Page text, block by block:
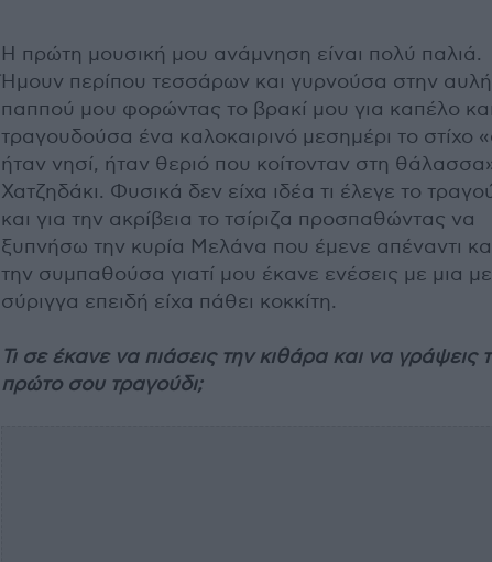
Η πρώτη μουσική μου ανάμνηση είναι πολύ παλιά.
Ήμουν περίπου τεσσάρων και γυρνούσα στην
παππού μου φορώντας το βρακί μου για καπέλο
τραγουδούσα ένα καλοκαιρινό μεσημέρι το στίχο
ήταν νησί, ήταν θεριό που κοίτονταν στη
Χατζηδάκι. Φυσικά δεν είχα ιδέα τι έλεγε το
και για την ακρίβεια το τσίριζα προσπαθώντας να
ξυπνήσω την κυρία Μελάνα που έμενε απέναντι
την συμπαθούσα γιατί μου έκανε ενέσεις με μια
σύριγγα επειδή είχα πάθει κοκκίτη.
Τι σε έκανε να πιάσεις την κιθάρα και να γράψεις
πρώτο σου τραγούδι;